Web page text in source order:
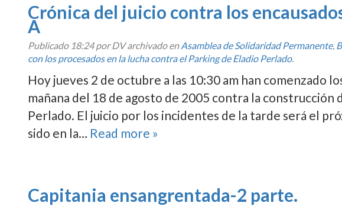
Crónica del juicio contra los
A
Publicado 18:24por DV archivado enAsamblea de Solidaridad Permanente,
con los procesados en la lucha contra el Parking de Eladio Perlado.
Hoy jueves 2 de octubre a las 10:30 am han comenzado
mañana del 18 de agosto de 2005 contra la construcción
Perlado. El juicio por los incidentes de la tarde será el
sido en la… Read more »
Capitania ensangrentada-2 parte.